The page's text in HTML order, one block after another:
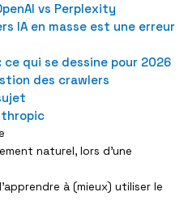
vs Perplexity
IA en masse est une erreur
ce qui se dessine pour 2026
des crawlers
naturel, lors d’une
à (mieux) utiliser le